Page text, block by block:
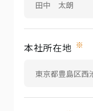
本社所在地 ※